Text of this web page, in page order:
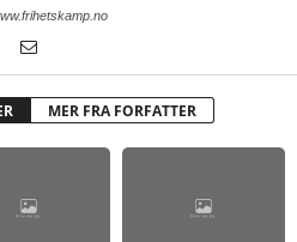
MER FRA FORFATTER